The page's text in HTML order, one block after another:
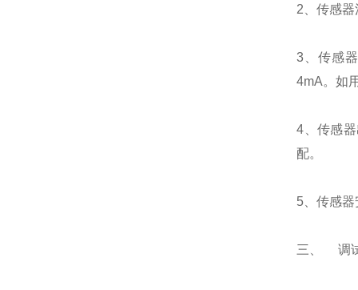
2、传感
3、传感
4mA。如
4、传感
配。
5、传感
三、 调